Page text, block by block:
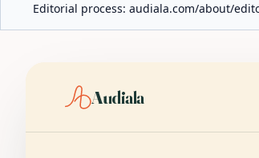
Editorial process: audiala.com/about/
Audiala